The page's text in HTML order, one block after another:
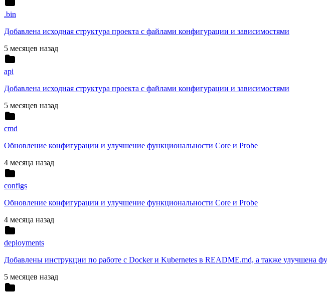
.bin
Добавлена исходная структура проекта с файлами конфигурации и зависимостями
5 месяцев назад
api
Добавлена исходная структура проекта с файлами конфигурации и зависимостями
5 месяцев назад
cmd
Обновление конфигурации и улучшение функциональности Core и Probe
4 месяца назад
configs
Обновление конфигурации и улучшение функциональности Core и Probe
4 месяца назад
deployments
Добавлены инструкции по работе с Docker и Kubernetes в README.md, а также улучшена
5 месяцев назад